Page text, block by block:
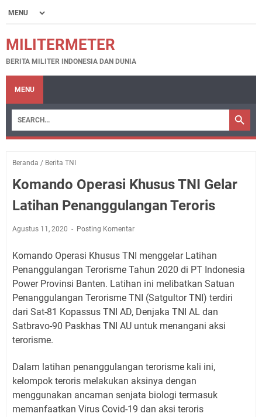
MILITERMETER
BERITA MILITER INDONESIA DAN DUNIA
MENU
Beranda / Berita TNI
Komando Operasi Khusus TNI Gelar
Latihan Penanggulangan Teroris
Agustus 11, 2020 Posting Komentar
Komando Operasi Khusus TNI menggelar Latihan
Penanggulangan Terorisme Tahun 2020 di PT Indonesia
Power Provinsi Banten. Latihan ini melibatkan Satuan
Penanggulangan Terorisme TNI (Satgultor TNI) terdiri
dari Sat-81 Kopassus TNI AD, Denjaka TNI AL dan
Satbravo-90 Paskhas TNI AU untuk menangani aksi
terorisme.
Dalam latihan penanggulangan terorisme kali ini,
kelompok teroris melakukan aksinya dengan
menggunakan ancaman senjata biologi termasuk
memanfaatkan Virus Covid-19 dan aksi teroris